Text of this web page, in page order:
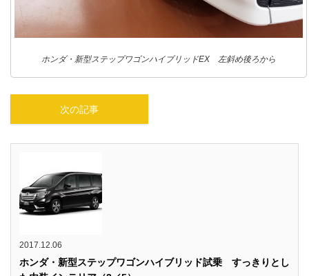
ホンダ・新型ステップワゴンハイブリッドEX 左斜め後ろから
次の記事
2017.12.06
ホンダ・新型ステップワゴンハイブリッド試乗 すっきりとし